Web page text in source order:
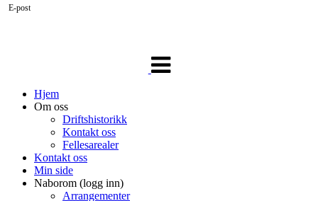
navigasjon
Hjem
Om oss
Driftshistorikk
Kontakt oss
Fellesarealer
Kontakt oss
Min side
Naborom (logg inn)
Arrangementer
E-post